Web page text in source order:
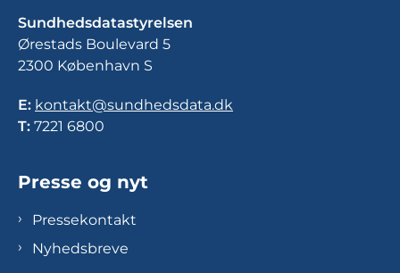
Sundhedsdatastyrelsen
Ørestads Boulevard 5
2300 København S
E: kontakt@sundhedsdata.dk
T: 7221 6800
Presse og nyt
Pressekontakt
Nyhedsbreve